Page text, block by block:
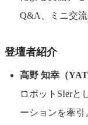
Q&A、ミニ交流
登壇者紹介
高野 知幸（
ロボットSIerと
ーションを牽引